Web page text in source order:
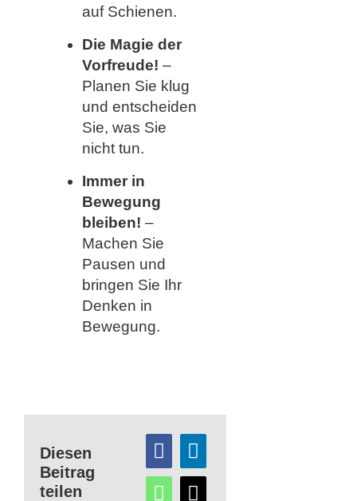
auf Schienen.
Die Magie der
Vorfreude! –
Planen Sie klug
und entscheiden
Sie, was Sie
nicht tun.
Immer in
Bewegung
bleiben! –
Machen Sie
Pausen und
bringen Sie Ihr
Denken in
Bewegung.
Diesen
Beitrag
teilen